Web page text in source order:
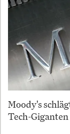
Moody's
Tech-